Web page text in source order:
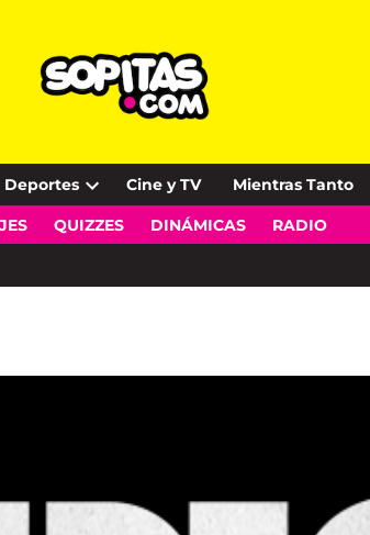
Deportes
Open
dropdown
Cine y TV Mientras Tanto
QUIZZES DINÁMICAS RADIO